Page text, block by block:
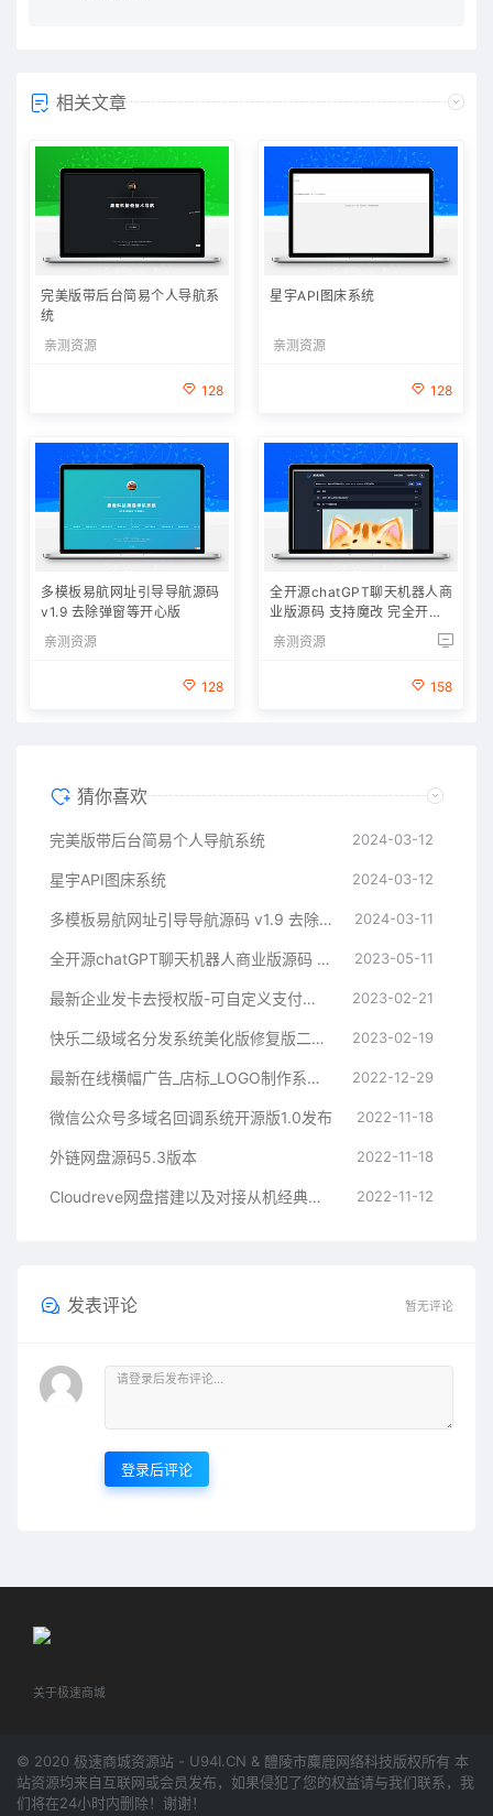
相关文章
完美版带后台简易个人导航系
统
亲测资源
128
星宇API图床系统
亲测资源
128
多模板易航网址引导导航源码
v1.9 去除弹窗等开心版
亲测资源
128
全开源chatGPT聊天机器人商
业版源码 支持魔改 完全开放
源代码
亲测资源
158
猜你喜欢
完美版带后台简易个人导航系统 2024-03-12
星宇API图床系统 2024-03-12
多模板易航网址引导导航源码 v1.9 去除弹窗等开心版 2024-03-11
全开源chatGPT聊天机器人商业版源码 支持魔改 完全开放源代码 2023-05-11
最新企业发卡去授权版-可自定义支付接口 2023-02-21
快乐二级域名分发系统美化版修复版二开版 2023-02-19
最新在线横幅广告_店标_LOGO制作系统源码本地接口版 2022-12-29
微信公众号多域名回调系统开源版1.0发布 2022-11-18
外链网盘源码5.3版本 2022-11-18
Cloudreve网盘搭建以及对接从机经典教程 2022-11-12
发表评论 暂无评论
登录后评论
关于极速商城
© 2020 极速商城资源站 - U94I.CN & 醴陵市麋鹿网络科技版权所有 本
站资源均来自互联网或会员发布，如果侵犯了您的权益请与我们联系，我
们将在24小时内删除！谢谢！